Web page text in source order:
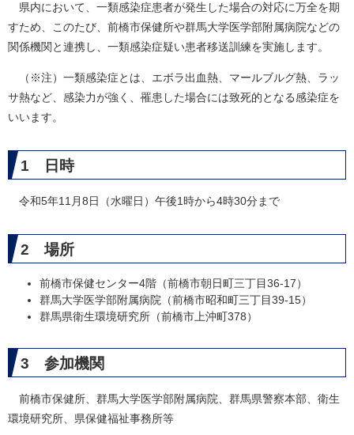
県内において、一類感染症患者が発生した場合の対応に万全を期
すため、このたび、前橋市保健所や群馬大学医学部附属病院などの
関係機関と連携し、一類感染症疑い患者移送訓練を実施します。
（※注）一類感染症とは、エボラ出血熱、マールブルグ熱、ラッ
サ熱など、感染力が強く、罹患した場合には致死的となる感染症を
いいます。
1 日時
令和5年11月8日（水曜日）午後1時から4時30分まで
2 場所
前橋市保健センター4階（前橋市朝日町三丁目36-17）
群馬大学医学部附属病院（前橋市昭和町三丁目39-15）
群馬県衛生環境研究所（前橋市上沖町378）
3 参加機関
前橋市保健所、群馬大学医学部附属病院、群馬県警察本部、衛生
環境研究所、県保健福祉事務所等